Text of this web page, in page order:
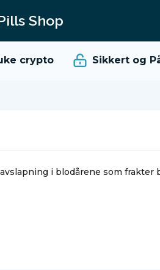
Shop
crypto Sikkert og
i blodårene som frakter